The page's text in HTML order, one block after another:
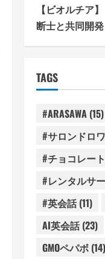
【ビオルチア
断士と共同開
TAGS
#ARASAWA(15)
#サロンドロ
#チョコレート
#レンタルサ
#英会話(11)
AI英会話(23)
GMOペパボ(14)